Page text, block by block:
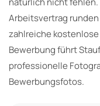
Arbeitsvertrag
zahlreiche kostenlose
Bewerbung führt
professionelle
Bewerbungsfotos.